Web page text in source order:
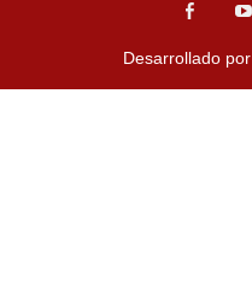
Desarrollado por